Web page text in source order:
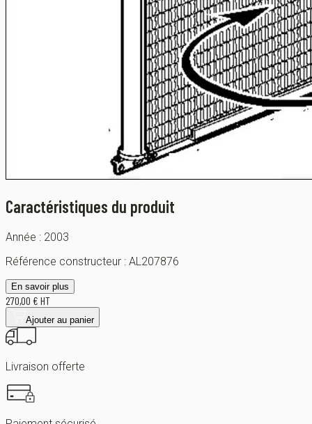
Caractéristiques du produit
Année : 2003
Référence constructeur : AL207876
En savoir plus
270,00 € HT
Ajouter au panier
Livraison offerte